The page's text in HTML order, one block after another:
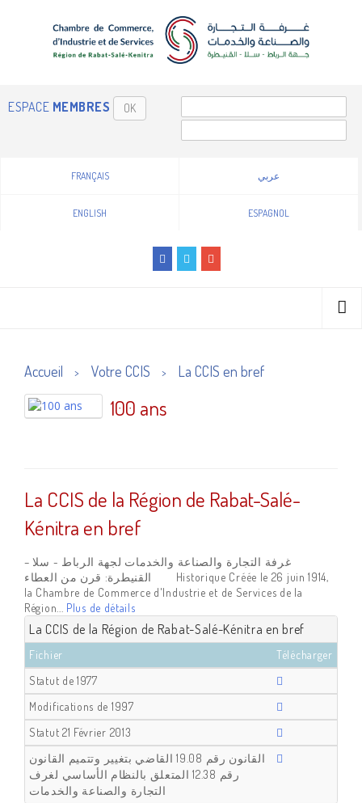
ESPACE MEMBRES OK
FRANÇAIS عربي
ENGLISH ESPAGNOL
Accueil > Votre CCIS > La CCIS en bref
100 ans
La CCIS de la Région de Rabat-Salé-
Kénitra en bref
غرفة التجارة والصناعة والخدمات لجهة الرباط - سلا –
القنيطرة: قرن من العطاء Historique Créée le 26 juin 1914,
la Chambre de Commerce d'Industrie et de Services de la
Région... Plus de détails
La CCIS de la Région de Rabat-Salé-Kénitra en bref
Fichier
Télécharger
Statut de 1977
Modifications de 1997
Statut 21 Février 2013
القانون رقم 19.08 القاضي بتغيير وتتميم القانون
رقم 12.38 المتعلق بالنظام الأساسي لغرف
التجارة والصناعة والخدمات